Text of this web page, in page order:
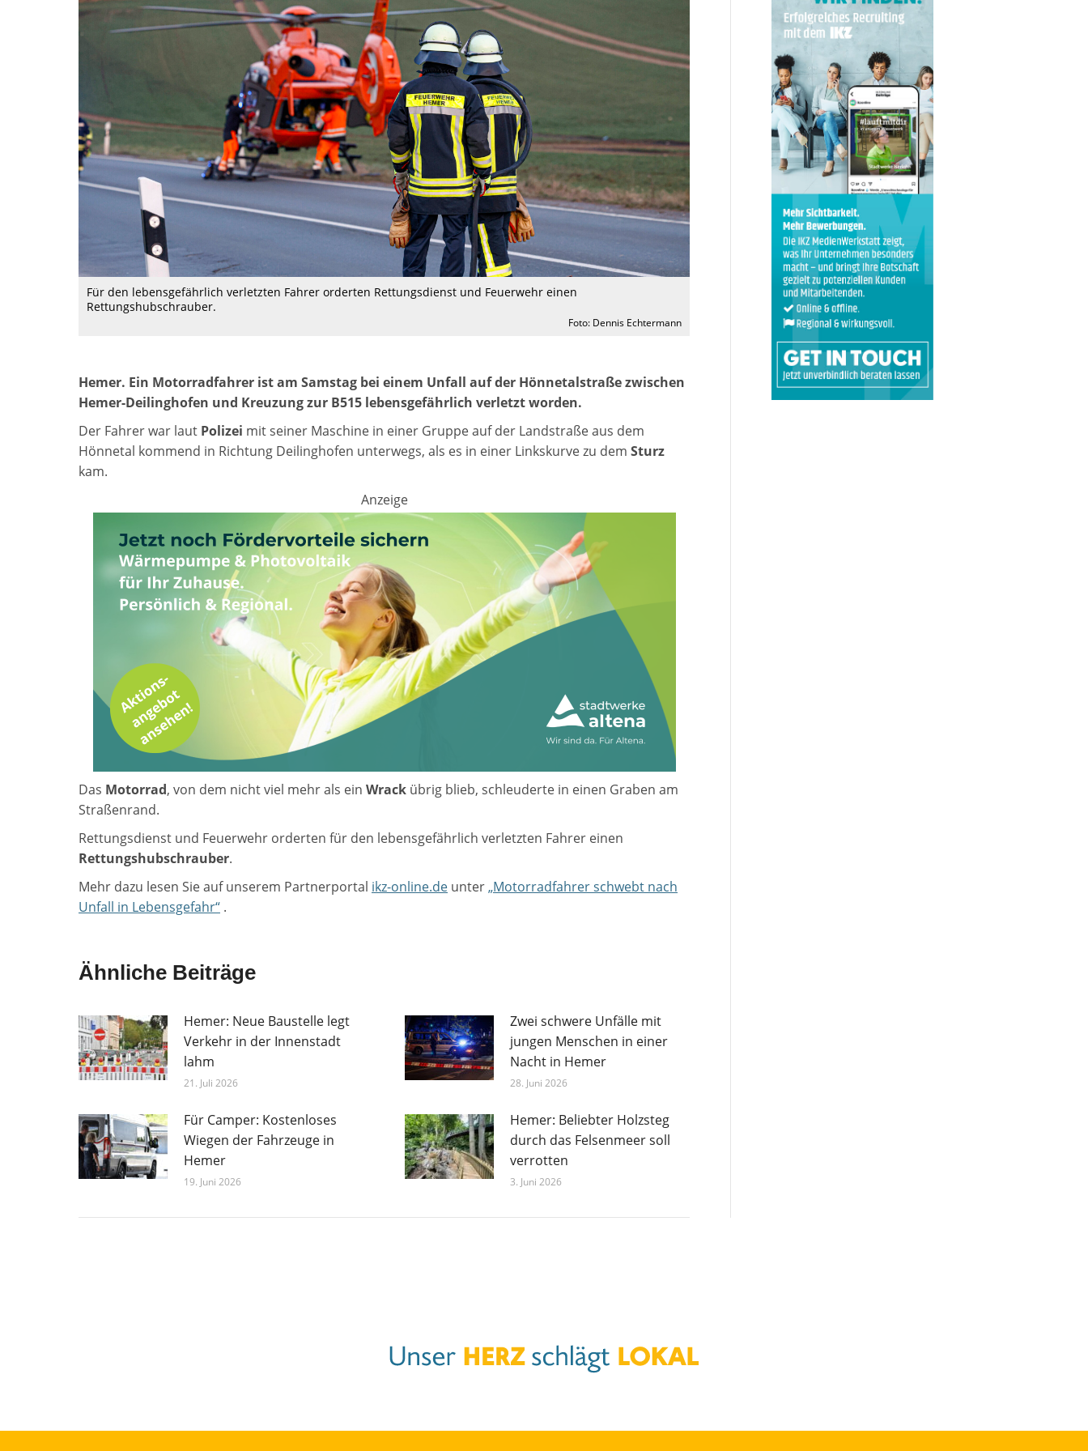
Für den lebensgefährlich verletzten Fahrer orderten Rettungsdienst und Feuerwehr einen
Rettungshubschrauber.
Foto: Dennis Echtermann
Hemer. Ein Motorradfahrer ist am Samstag bei einem Unfall auf der Hönnetalstraße zwischen
Hemer-Deilinghofen und Kreuzung zur B515 lebensgefährlich verletzt worden.
Der Fahrer war laut Polizei mit seiner Maschine in einer Gruppe auf der Landstraße aus dem
Hönnetal kommend in Richtung Deilinghofen unterwegs, als es in einer Linkskurve zu dem Sturz
kam.
Anzeige
Das Motorrad, von dem nicht viel mehr als ein Wrack übrig blieb, schleuderte in einen Graben am
Straßenrand.
Rettungsdienst und Feuerwehr orderten für den lebensgefährlich verletzten Fahrer einen
Rettungshubschrauber.
Mehr dazu lesen Sie auf unserem Partnerportal ikz-online.de unter„Motorradfahrer schwebt nach
Unfall in Lebensgefahr“ .
Ähnliche Beiträge
Hemer: Neue Baustelle legt
Verkehr in der Innenstadt
lahm
21. Juli 2026
Zwei schwere Unfälle mit
jungen Menschen in einer
Nacht in Hemer
28. Juni 2026
Für Camper: Kostenloses
Wiegen der Fahrzeuge in
Hemer
19. Juni 2026
Hemer: Beliebter Holzsteg
durch das Felsenmeer soll
verrotten
3. Juni 2026